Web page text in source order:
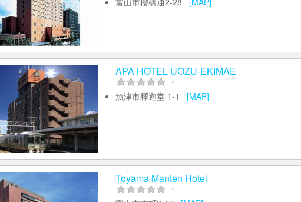
APA HOTEL UOZU-EKIMAE
*
魚津市釋迦堂 1-1 [MAP]
Toyama Manten Hotel
*